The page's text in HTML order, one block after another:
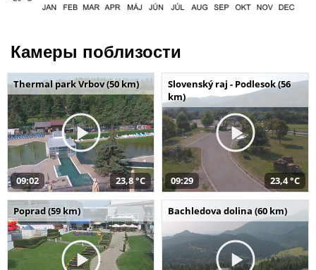
Камеры поблизости
Thermal park Vrbov (50 km)
09:02 23,8 °C
Slovenský raj - Podlesok (56
km)
09:29 23,4 °C
Poprad (59 km) Bachledova dolina (60 km)